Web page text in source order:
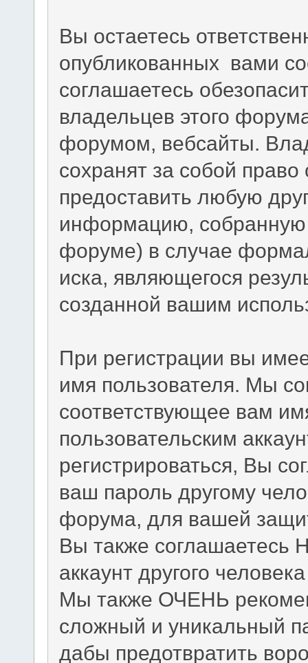
Вы остаетесь
опубликованных вами
соглашаетесь
владельцев этого
форумом, вебсайты.
сохранят за собой право
предоставить любую
информацию, собранную
форуме) в случае
иска, являющегося
созданной вашим
При регистрации вы
имя пользователя. Мы
соответствующее вам
пользовательским
регистрироваться, Вы
ваш пароль другому
форума, для вашей
Вы также соглашаетесь
аккаунт другого
Мы также ОЧЕНЬ
сложный и уникальный
дабы предотвратить